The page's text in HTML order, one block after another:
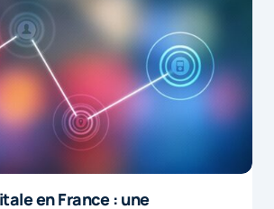
en France : une